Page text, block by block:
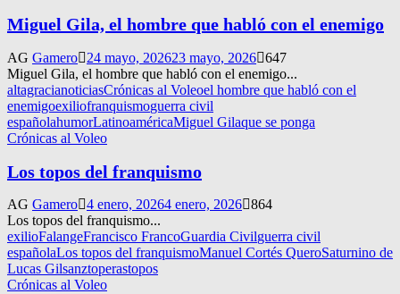
Miguel Gila, el hombre que habló con el enemigo
AG Gamero 24 mayo, 202623 mayo, 2026 647
Miguel Gila, el hombre que habló con el enemigo...
altagracianoticiasCrónicas al Voleoel hombre que habló con el
enemigoexiliofranquismoguerra civil
españolahumorLatinoaméricaMiguel Gilaque se ponga
Crónicas al Voleo
Los topos del franquismo
AG Gamero 4 enero, 20264 enero, 2026 864
Los topos del franquismo...
exilioFalangeFrancisco FrancoGuardia Civilguerra civil
españolaLos topos del franquismoManuel Cortés QueroSaturnino de
Lucas Gilsanztoperastopos
Crónicas al Voleo